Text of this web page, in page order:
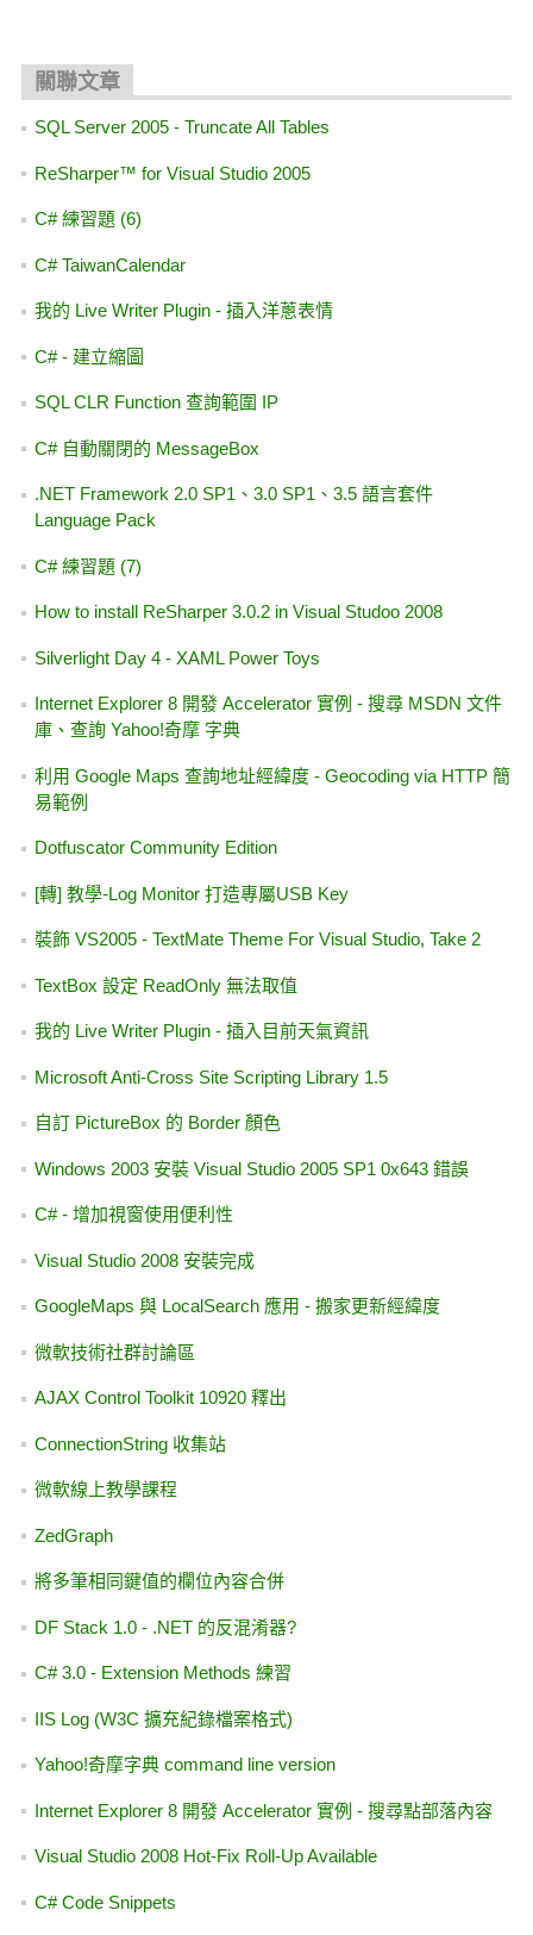
關聯文章
SQL Server 2005 - Truncate All Tables
ReSharper™ for Visual Studio 2005
C# 練習題 (6)
C# TaiwanCalendar
我的 Live Writer Plugin - 插入洋蔥表情
C# - 建立縮圖
SQL CLR Function 查詢範圍 IP
C# 自動關閉的 MessageBox
.NET Framework 2.0 SP1、3.0 SP1、3.5 語言套件
Language Pack
C# 練習題 (7)
How to install ReSharper 3.0.2 in Visual Studoo 2008
Silverlight Day 4 - XAML Power Toys
Internet Explorer 8 開發 Accelerator 實例 - 搜尋 MSDN 文件
庫、查詢 Yahoo!奇摩 字典
利用 Google Maps 查詢地址經緯度 - Geocoding via HTTP 簡
易範例
Dotfuscator Community Edition
[轉] 教學-Log Monitor 打造專屬USB Key
裝飾 VS2005 - TextMate Theme For Visual Studio, Take 2
TextBox 設定 ReadOnly 無法取值
我的 Live Writer Plugin - 插入目前天氣資訊
Microsoft Anti-Cross Site Scripting Library 1.5
自訂 PictureBox 的 Border 顏色
Windows 2003 安裝 Visual Studio 2005 SP1 0x643 錯誤
C# - 增加視窗使用便利性
Visual Studio 2008 安裝完成
GoogleMaps 與 LocalSearch 應用 - 搬家更新經緯度
微軟技術社群討論區
AJAX Control Toolkit 10920 釋出
ConnectionString 收集站
微軟線上教學課程
ZedGraph
將多筆相同鍵值的欄位內容合併
DF Stack 1.0 - .NET 的反混淆器?
C# 3.0 - Extension Methods 練習
IIS Log (W3C 擴充紀錄檔案格式)
Yahoo!奇摩字典 command line version
Internet Explorer 8 開發 Accelerator 實例 - 搜尋點部落內容
Visual Studio 2008 Hot-Fix Roll-Up Available
C# Code Snippets